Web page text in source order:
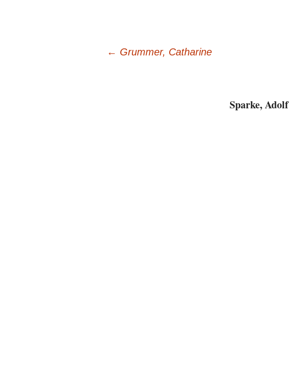
Beitragsnavigation
← Grummer, Catharine
Sparke, Adolf